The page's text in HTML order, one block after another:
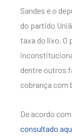
Sandes e o
do partido
taxa do lixo. O
dentre outros
cobrança com
De acordo
consultado